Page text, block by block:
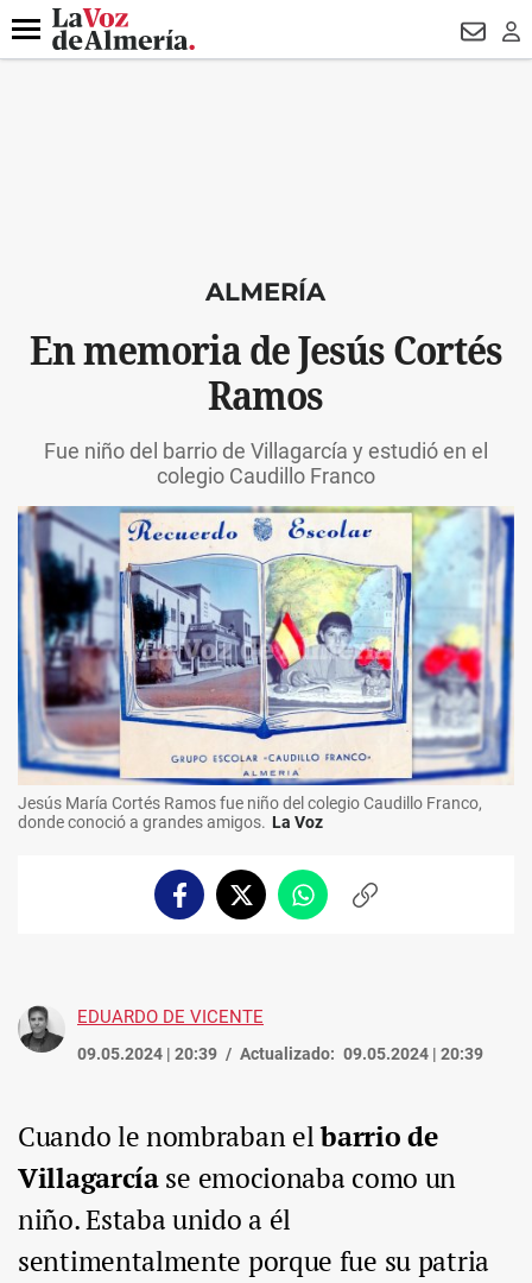
DESTACADO
Menú
ALMERÍA
En memoria de Jesús Cortés
Ramos
Fue niño del barrio de Villagarcía y estudió en el
colegio Caudillo Franco
Jesús María Cortés Ramos fue niño del colegio Caudillo Franco,
donde conoció a grandes amigos. La Voz
FacebookTwitterWhatsappCopiar
EDUARDO DE VICENTE
09.05.2024 | 20:39 Actualizado: 09.05.2024 | 20:39
Cuando le nombraban elbarrio de
Villagarcíase emocionaba como un
niño. Estaba unido a él
sentimentalmente porque fue su patria